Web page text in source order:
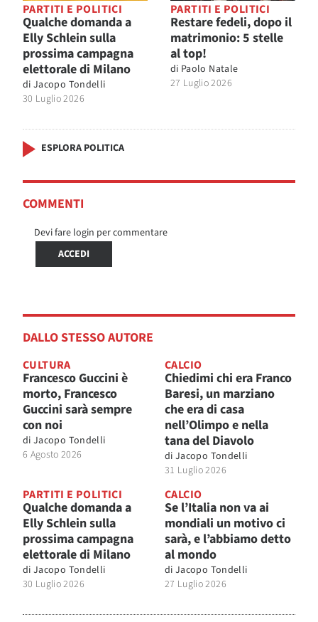
PARTITI E POLITICI
Qualche domanda a
Elly Schlein sulla
prossima campagna
elettorale di Milano
di Jacopo Tondelli
30 Luglio 2026
PARTITI E POLITICI
Restare fedeli, dopo il
matrimonio: 5 stelle
al top!
di Paolo Natale
27 Luglio 2026
ESPLORA POLITICA
COMMENTI
Devi fare login per commentare
ACCEDI
DALLO STESSO AUTORE
CULTURA
Francesco Guccini è
morto, Francesco
Guccini sarà sempre
con noi
di Jacopo Tondelli
6 Agosto 2026
CALCIO
Chiedimi chi era Franco
Baresi, un marziano
che era di casa
nell’Olimpo e nella
tana del Diavolo
di Jacopo Tondelli
31 Luglio 2026
PARTITI E POLITICI
Qualche domanda a
Elly Schlein sulla
prossima campagna
elettorale di Milano
di Jacopo Tondelli
30 Luglio 2026
CALCIO
Se l’Italia non va ai
mondiali un motivo ci
sarà, e l’abbiamo detto
al mondo
di Jacopo Tondelli
27 Luglio 2026